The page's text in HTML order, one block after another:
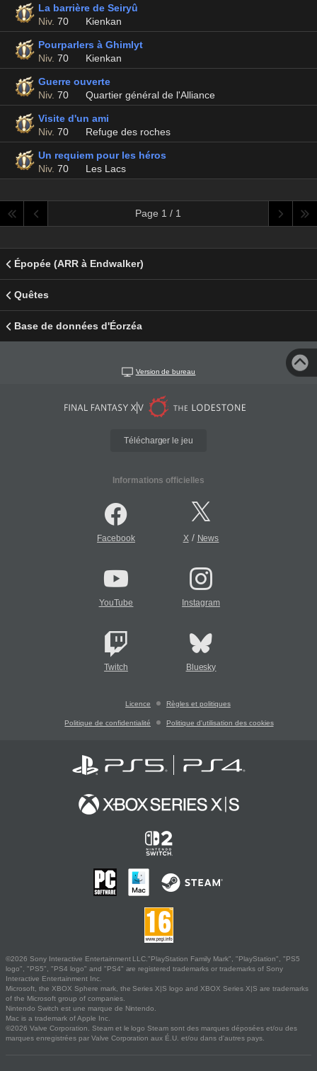
La barrière de Seiryû
Niv. 70 Kienkan
Pourparlers à Ghimlyt
Niv. 70 Kienkan
Guerre ouverte
Niv. 70 Quartier général de l'Alliance
Visite d'un ami
Niv. 70 Refuge des roches
Un requiem pour les héros
Niv. 70 Les Lacs
Page 1 / 1
Épopée (ARR à Endwalker)
Quêtes
Base de données d'Éorzéa
Version de bureau
Télécharger le jeu
Informations officielles
Facebook X/ News
YouTube Instagram
Twitch Bluesky
Licence Règles et politiques
Politique de confidentialité Politique d'utilisation des cookies
©2026 Sony Interactive Entertainment LLC."PlayStation Family Mark", "PlayStation", "PS5
logo", "PS5", "PS4 logo" and "PS4" are registered trademarks or trademarks of Sony
Interactive Entertainment Inc.
Microsoft, the XBOX Sphere mark, the Series X|S logo and XBOX Series X|S are trademarks
of the Microsoft group of companies.
Nintendo Switch est une marque de Nintendo.
Mac is a trademark of Apple Inc.
©2026 Valve Corporation. Steam et le logo Steam sont des marques déposées et/ou des
marques enregistrées par Valve Corporation aux É.U. et/ou dans d'autres pays.